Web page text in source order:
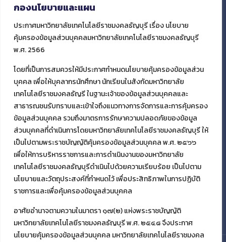
กองนโยบายและแผน
ประกาศมหาวิทยาลัยเทคโนโลยีราชมงคลธัญบุรี เรื่อง นโยบาย
คุ้มครองข้อมูลส่วนบุคคลมหาวิทยาลัยเทคโนโลยีราชมงคลธัญบุรี
พ.ศ. 2566
โดยที่เป็นการสมควรให้มีประกาศกำหนดนโยบายคุ้มครองข้อมูลส่วน
บุคคล เพื่อให้บุคลากรนักศึกษา นักเรียนในสังกัดมหาวิทยาลัย
เทคโนโลยีราชมงคลธัญรี ในฐานะเจ้าของข้อมูลส่วนบุคคลและ
สาธารณชนรับทราบและเข้าใจถึงแนวทางการจัดการและการคุ้มครอง
ข้อมูลส่วนบุคคล รวมถึงมาตรการรักษาความปลอดภัยของข้อมูล
ส่วนบุคคลที่ดำเนินการโดยมหาวิทยาลัยเทคโนโลยีราชมงคลธัญบุรี ให้
เป็นไปตามพระราชบัญญัติคุ้มครองข้อมูลส่วนบุคคล พ.ศ. ๒๕๖๖
เพื่อให้การบริหารราชการและการดำเนินงานของมหาวิทยาลัย
เทคโนโลยีราชมงคลธัญบุรีดำเนินไปด้วยความเรียบร้อย เป็นไปตาม
นโยบายและวัตถุประสงค์ที่กำหนดไว้ เพื่อประสิทธิภาพในการปฏิบัติ
ราชการและเพื่อคุ้มครองข้อมูลส่วนบุคคล
อาศัยอำนาจตามความในมาตรา ๑๗(๒) แห่งพระราชบัญญัติ
มหาวิทยาลัยเทคโนโลยีราชมงคลธัญบุรี พ.ศ. ๒๕๔๘ จึงประกาศ
นโยบายคุ้มครองข้อมูลส่วนบุคคล มหาวิทยาลัยเทคโนโลยีราชมงคล